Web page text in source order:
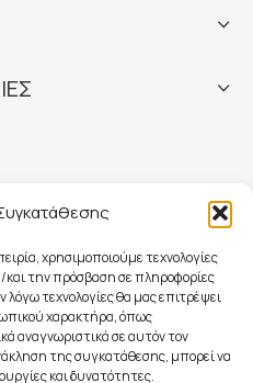
χρησιμοποιούμε τεχνολογίες
την πρόσβαση σε πληροφορίες
τεχνολογίες θα μας επιτρέψει
χαρακτήρα, όπως
αναγνωριστικά σε αυτόν τον
της συγκατάθεσης, μπορεί να
και δυνατότητες.